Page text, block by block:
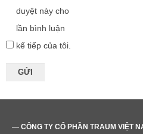
duyệt này cho
lần bình luận
kế tiếp của tôi.
— CÔNG TY CỔ PHẦN TRAUM VIỆT